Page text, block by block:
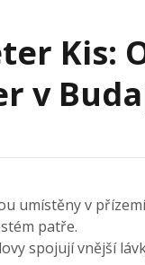
Kis:
v
umístěny v
patře.
spojují vnější